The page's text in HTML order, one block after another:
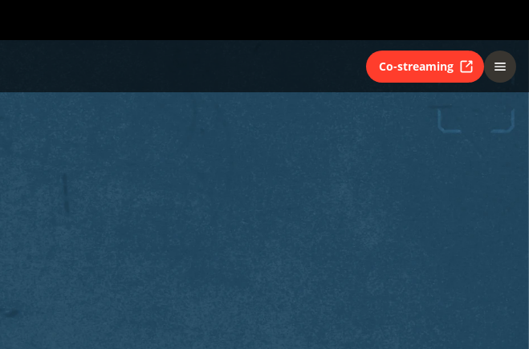
Co-streaming